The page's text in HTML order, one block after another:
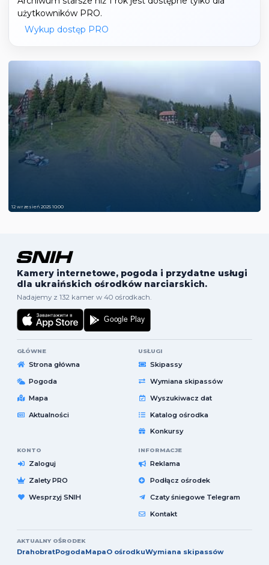
użytkowników PRO.
Wykup dostęp PRO
12 wrzesień 2025 10:00
Kamery internetowe, pogoda i przydatne usługi
dla ukraińskich ośrodków narciarskich.
Nadajemy z 132 kamer w 40 ośrodkach.
GŁÓWNE
Strona główna
Pogoda
Mapa
Aktualności
USŁUGI
Skipassy
Wymiana skipassów
Wyszukiwacz dat
Katalog ośrodka
Konkursy
KONTO
Zaloguj
Zalety PRO
Wesprzyj SNIH
INFORMACJE
Reklama
Podłącz ośrodek
Czaty śniegowe Telegram
Kontakt
AKTUALNY OŚRODEK
DrahobratPogodaMapaO ośrodkuWymiana skipassów